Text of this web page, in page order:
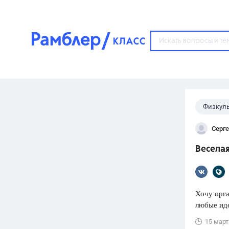
Популярные
3273 ответа
3460 ответов
ФИПИ
ответов
Хочу
любые
15